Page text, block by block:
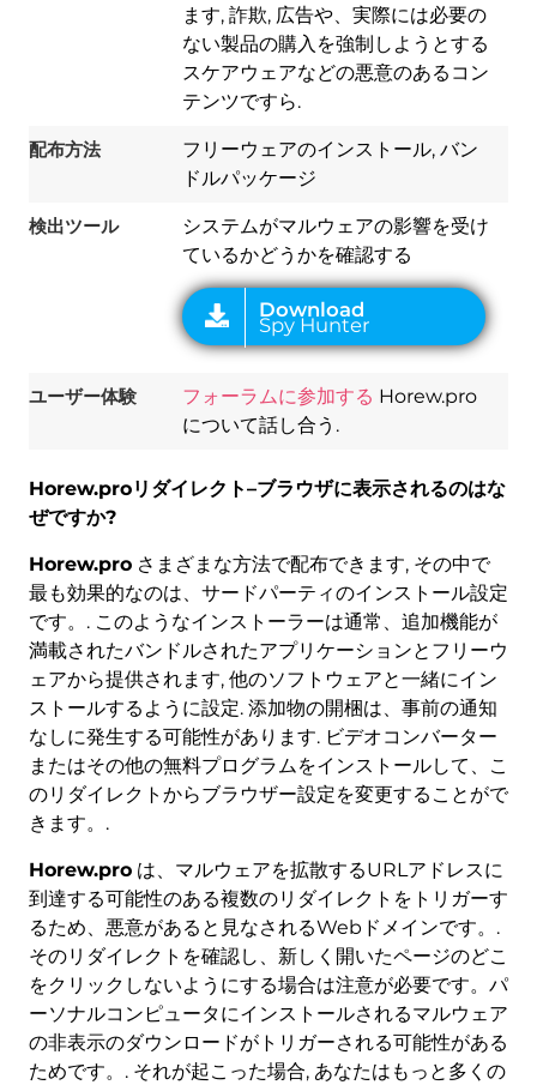
ます, 詐欺, 広告や、実際には必要の
ない製品の購入を強制しようとする
スケアウェアなどの悪意のあるコン
テンツですら.
配布方法
フリーウェアのインストール, バン
ドルパッケージ
検出ツール
システムがマルウェアの影響を受け
ているかどうかを確認する
Download
Spy Hunter
ユーザー体験 フォーラムに参加する Horew.pro
について話し合う.
Horew.proリダイレクト–ブラウザに表示されるのはな
ぜですか?
Horew.proさまざまな方法で配布できます, その中で
最も効果的なのは、サードパーティのインストール設定
です。. このようなインストーラーは通常、追加機能が
満載されたバンドルされたアプリケーションとフリーウ
ェアから提供されます, 他のソフトウェアと一緒にイン
ストールするように設定. 添加物の開梱は、事前の通知
なしに発生する可能性があります. ビデオコンバーター
またはその他の無料プログラムをインストールして、こ
のリダイレクトからブラウザー設定を変更することがで
きます。.
Horew.proは、マルウェアを拡散するURLアドレスに
到達する可能性のある複数のリダイレクトをトリガーす
るため、悪意があると見なされるWebドメインです。.
そのリダイレクトを確認し、新しく開いたページのどこ
をクリックしないようにする場合は注意が必要です。パ
ーソナルコンピュータにインストールされるマルウェア
の非表示のダウンロードがトリガーされる可能性がある
ためです。. それが起こった場合, あなたはもっと多くの